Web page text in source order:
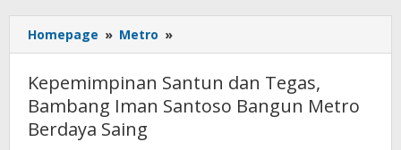
Homepage » Metro »
Santun
Tegas,
Bambang
Kepemimpinan Santun dan Tegas,
Bambang Iman Santoso Bangun Metro
Berdaya Saing